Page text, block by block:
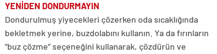
YENİDEN DONDURMAYIN
Dondurulmuş yiyecekleri çözerken oda sıcaklığında
bekletmek yerine, buzdolabını kullanın. Ya da fırınların
“buz çözme” seçeneğini kullanarak, çözdürün ve